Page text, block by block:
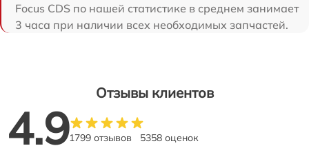
Focus CDS по нашей статистике в среднем занимает
3 часа при наличии всех необходимых запчастей.
Отзывы клиентов
4.91799 отзывов 5358 оценок